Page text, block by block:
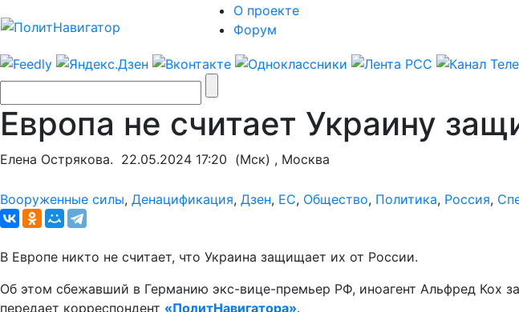
О проекте
Форум
Европа не считает Украину
Елена Острякова. 22.05.2024 17:20 (Мск) , Москва
Вооруженные силы, Денацификация, Дзен, ЕС, Общество, Политика, Россия,
В Европе никто не считает, что Украина защищает их от России.
Об этом сбежавший в Германию экс-вице-премьер РФ, иноагент Альфред Кох
передает корреспондент «ПолитНавигатора».